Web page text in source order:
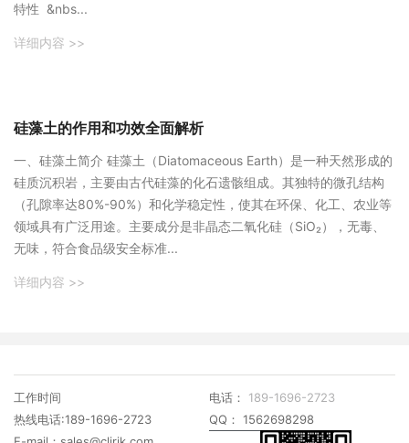
特性‌ &nbs...
详细内容 >>
硅藻土的作用和功效全面解析
‌一、硅藻土简介‌ 硅藻土（Diatomaceous Earth）是一种天然形成的
硅质沉积岩，主要由古代硅藻的化石遗骸组成。其独特的微孔结构
（孔隙率达80%-90%）和化学稳定性，使其在环保、化工、农业等
领域具有广泛用途。主要成分是非晶态二氧化硅（SiO₂），无毒、
无味，符合食品级安全标准...
详细内容 >>
工作时间
热线电话:189-1696-2723
电话： 189-1696-2723
QQ： 1562698298